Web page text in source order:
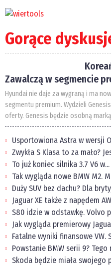
Gorące
Zawalczą w segmencie
Hyundai nie daje za wygraną i ma
segmentu premium. Wydzieli
oferty. Genesis będzie osobną
Usportowiona Astra w wersji
Zwykła S Klasa to za mało?
To już koniec silnika 3.7 V6 w...
Tak wygląda nowe BMW M2.
Duży SUV bez dachu? Dla
Jaguar XE także z napędem
S80 idzie w odstawkę. Volvo
Jak wygląda premierowy
Fatalne wyniki finansowe VW.
Powstanie BMW serii 9? Tego
Skoda będzie miała swojego